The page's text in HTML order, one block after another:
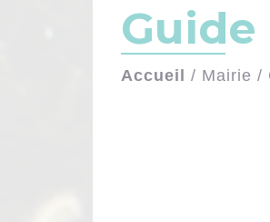
Accueil / Mairie /